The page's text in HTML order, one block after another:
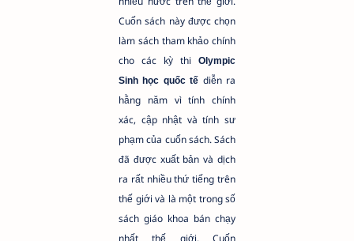
Cuốn sách này được chọn
làm sách tham khảo chính
cho các kỳ thi
Olympic
Sinh học quốc tế diễn ra
hằng năm vì tính chính
xác, cập nhật và tính sư
phạm của cuốn sách. Sách
đã được xuất bản và dịch
ra rất nhiều thứ tiếng trên
thế giới và là một trong số
sách giáo khoa bán chạy
nhất thế giới. Cuốn